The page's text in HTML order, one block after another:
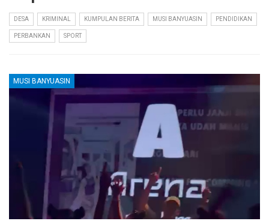
DESA KRIMINAL KUMPULAN BERITA MUSI BANYUASIN PENDIDIKAN
PERBANKAN SPORT
MUSI BANYUASIN